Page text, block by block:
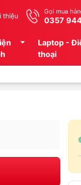
thiệu Gọi mua
0357
Laptop -
thoại